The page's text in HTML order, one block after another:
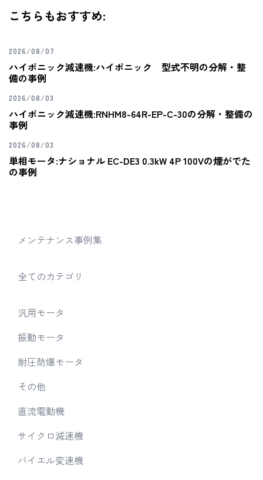
こちらもおすすめ:
2026/08/07
ハイポニック減速機:ハイポニック 型式不明の分解・整
備の事例
2026/08/03
ハイポニック減速機:RNHM8-64R-EP-C-30の分解・整備の
事例
2026/08/03
単相モータ:ナショナル EC-DE3 0.3kW 4P 100Vの煙がでた
の事例
メンテナンス事例集
全てのカテゴリ
汎用モータ
振動モータ
耐圧防爆モータ
その他
直流電動機
サイクロ減速機
バイエル変速機